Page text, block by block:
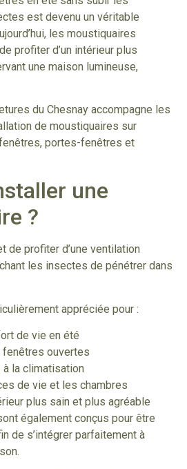
est devenu un véritable
les moustiquaires
profiter d’un intérieur plus
une maison lumineuse,
du Chesnay accompagne les
de moustiquaires sur
portes-fenêtres et
une
?
de profiter d’une ventilation
les insectes de pénétrer dans
appréciée pour :
de vie en été
ouvertes
la climatisation
de vie et les chambres
plus sain et plus agréable
également conçus pour être
de s’intégrer parfaitement à